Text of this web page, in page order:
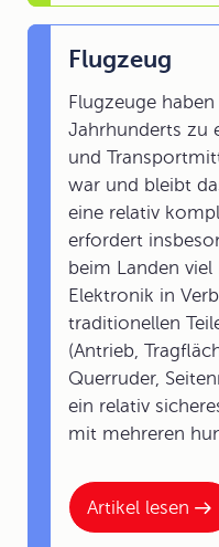
Artikel lesen
Flugzeug
Flugzeuge
Jahrhunderts zu
und
war und bleibt
eine relativ
erfordert
beim Landen
Elektronik in
traditionellen
(Antrieb,
Querruder,
ein relativ
mit mehreren